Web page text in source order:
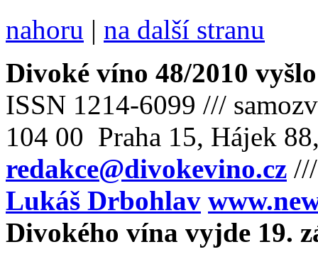
nahoru | na další stranu
Divoké víno 48/2010
ISSN 1214-6099 ///
104 00 Praha 15, Hájek
redakce@divokevino.cz
Lukáš Drbohlav
Divokého vína vyjde 19.